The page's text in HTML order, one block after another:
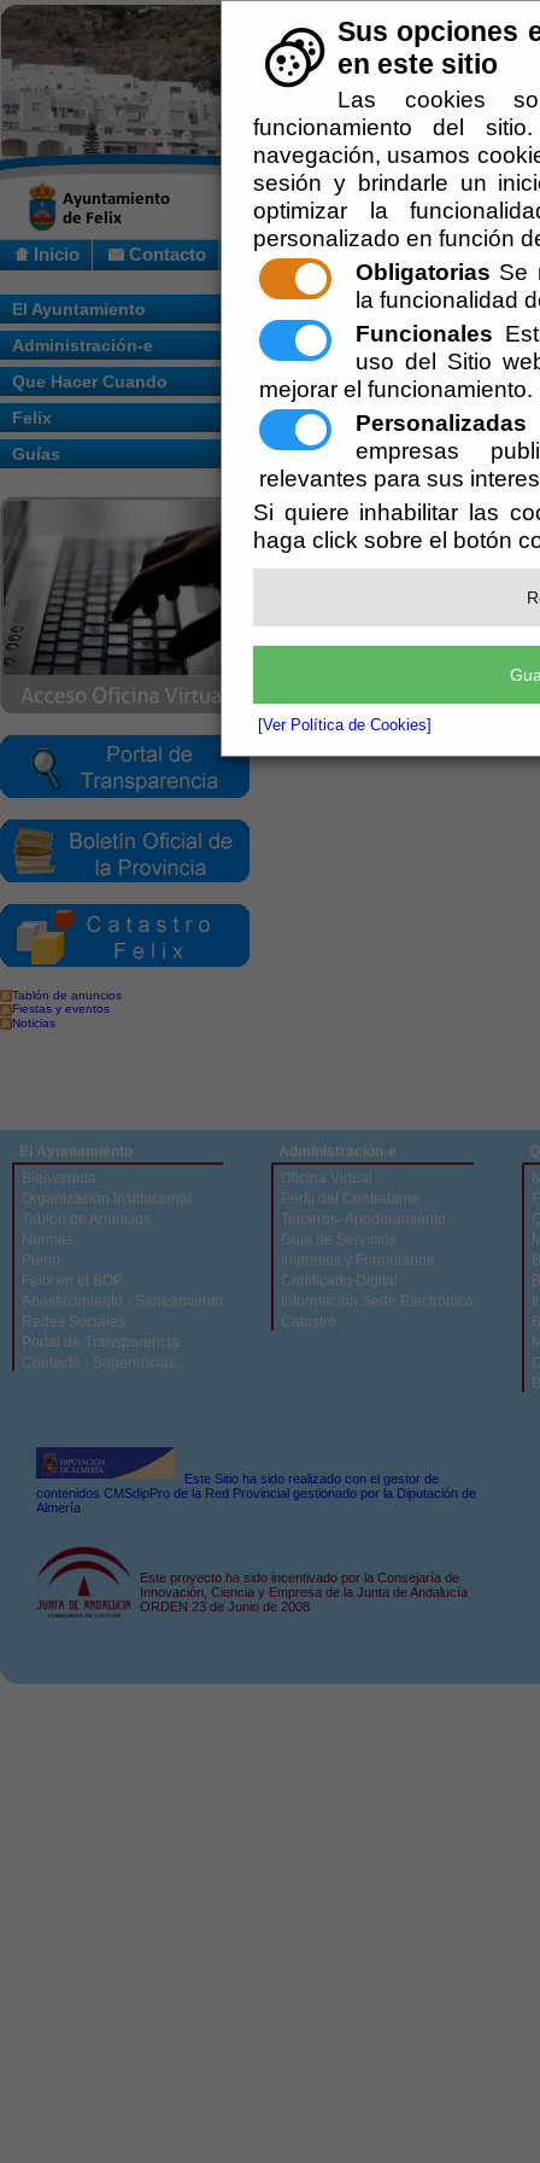
Sus opciones
en este sitio
Las cookies
funcionamiento del
navegación, usamos
sesión y brindarle un
optimizar la
personalizado en función
Obligatorias Se
la funcionalidad
Funcionales
uso del Sitio
mejorar el funcionamiento.
Personalizadas
empresas
relevantes para sus
Si quiere inhabilitar las
haga click sobre el botón
[Ver Política de Cookies]
Inicio Contacto
El Ayuntamiento
Administración-e
Que Hacer Cuando
Felix
Guías
Tablón de anuncios
Fiestas y eventos
Noticias
Usted se encuentra aquí:Inicio /Que
Escuchar
Buscar una casa tanto para
asesoramiento que pueda tener.
una vivienda en el municipio,
El Ayuntamiento
Bienvenida
Organización Institucional
Tablón de Anuncios
Normas
Pleno
Felix en el BOP
Abastecimiento - Saneamiento
Redes Sociales
Portal de Transparencia
Contacto - Sugerencias
Administración-e
Oficina Virtual
Perfil del Contratante
Terceros- Apoderamiento
Guía de Servicios
Impresos y Formularios
Certificado Digital
Información Sede Electrónica
Catastro
Este Sitio ha sido realizado con el gestor de
contenidos CMSdipPro de la Red Provincial gestionado por la Diputación de
Almería
Este proyecto ha sido incentivado por la Consejaría de
Innovación, Ciencia y Empresa de la Junta de Andalucía
ORDEN 23 de Junio de 2008